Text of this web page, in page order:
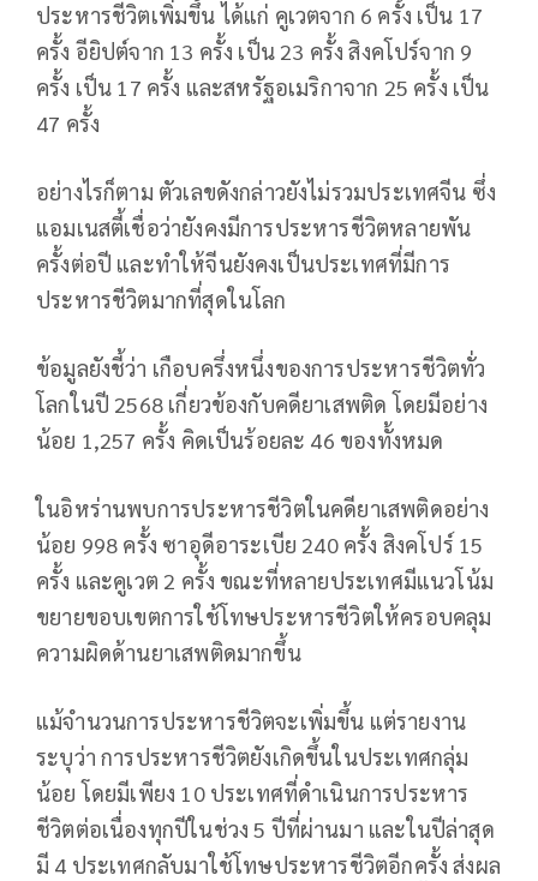
ประหารชีวิตเพิ่มขึ้น ได้แก่ คูเวตจาก 6 ครั้ง เป็น 17
ครั้ง อียิปต์จาก 13 ครั้ง เป็น 23 ครั้ง สิงคโปร์จาก 9
ครั้ง เป็น 17 ครั้ง และสหรัฐอเมริกาจาก 25 ครั้ง เป็น
47 ครั้ง
อย่างไรก็ตาม ตัวเลขดังกล่าวยังไม่รวมประเทศจีน ซึ่ง
แอมเนสตี้เชื่อว่ายังคงมีการประหารชีวิตหลายพัน
ครั้งต่อปี และทำให้จีนยังคงเป็นประเทศที่มีการ
ประหารชีวิตมากที่สุดในโลก
ข้อมูลยังชี้ว่า เกือบครึ่งหนึ่งของการประหารชีวิตทั่ว
โลกในปี 2568 เกี่ยวข้องกับคดียาเสพติด โดยมีอย่าง
น้อย 1,257 ครั้ง คิดเป็นร้อยละ 46 ของทั้งหมด
ในอิหร่านพบการประหารชีวิตในคดียาเสพติดอย่าง
น้อย 998 ครั้ง ซาอุดีอาระเบีย 240 ครั้ง สิงคโปร์ 15
ครั้ง และคูเวต 2 ครั้ง ขณะที่หลายประเทศมีแนวโน้ม
ขยายขอบเขตการใช้โทษประหารชีวิตให้ครอบคลุม
ความผิดด้านยาเสพติดมากขึ้น
แม้จำนวนการประหารชีวิตจะเพิ่มขึ้น แต่รายงาน
ระบุว่า การประหารชีวิตยังเกิดขึ้นในประเทศกลุ่ม
น้อย โดยมีเพียง 10 ประเทศที่ดำเนินการประหาร
ชีวิตต่อเนื่องทุกปีในช่วง 5 ปีที่ผ่านมา และในปีล่าสุด
มี 4 ประเทศกลับมาใช้โทษประหารชีวิตอีกครั้ง ส่งผล